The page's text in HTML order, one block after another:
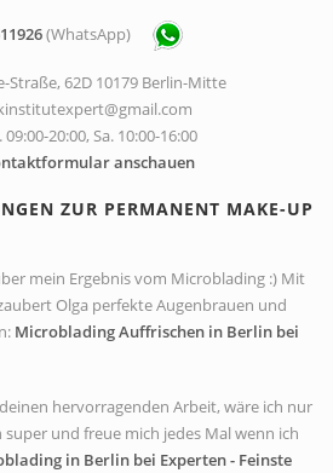
(WhatsApp)
Straße, 62D 10179 Berlin-Mitte
09:00-20:00, Sa. 10:00-16:00
anschauen
ZUR PERMANENT MAKE-UP
mein Ergebnis vom Microblading :) Mit
Olga perfekte Augenbrauen und
Microblading Auffrischen in Berlin bei
hervorragenden Arbeit, wäre ich nur
und freue mich jedes Mal wenn ich
in Berlin bei Experten - Feinste